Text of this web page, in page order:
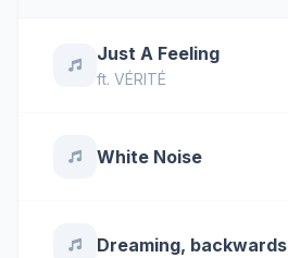
Just A Feeling
ft. VÉRITÉ
White Noise
Dreaming, backwards